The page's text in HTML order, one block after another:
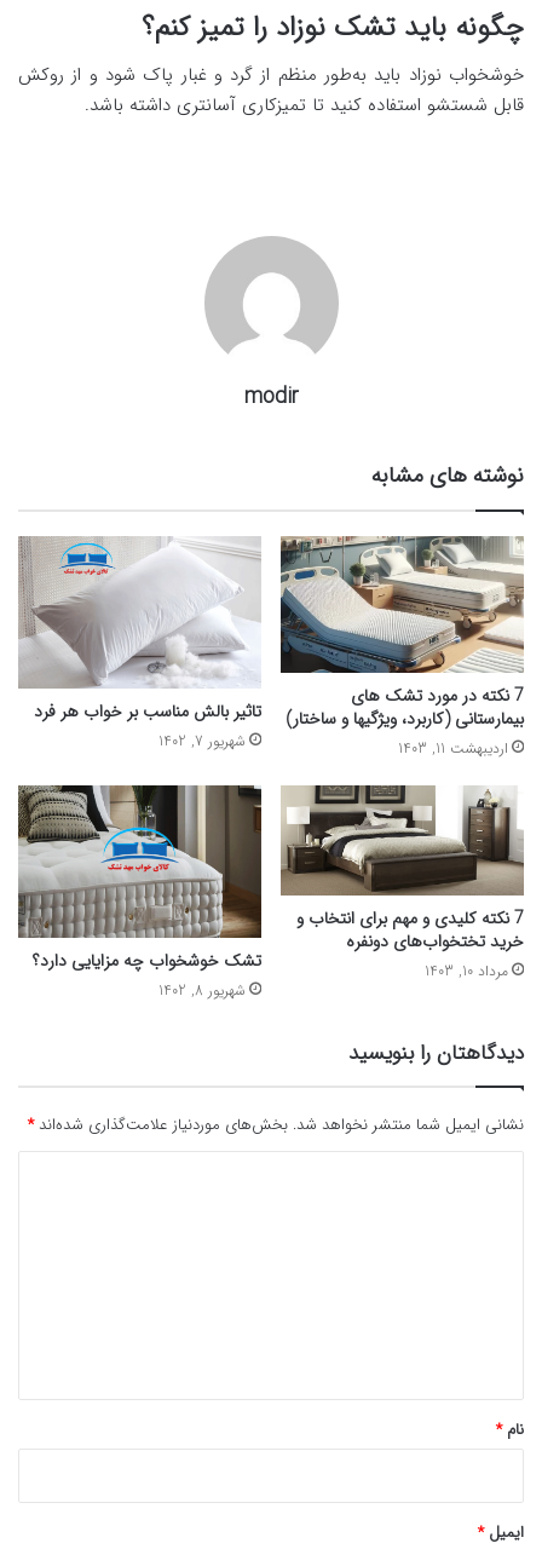
چگونه باید تشک نوزاد را تمیز کنم؟
خوشخواب نوزاد باید به‌طور منظم از گرد و غبار پاک شود و از روکش
قابل شستشو استفاده کنید تا تمیزکاری آسانتری داشته باشد.
modir
نوشته های مشابه
7 نکته در مورد تشک های
بیمارستانی (کاربرد، ویژگیها و ساختار)
اردیبهشت 11, 1403
تاثیر بالش مناسب بر خواب هر فرد
شهریور 7, 1402
7 نکته کلیدی و مهم برای انتخاب و
خرید تختخواب‌های دونفره
مرداد 10, 1403 تشک خوشخواب چه مزایایی دارد؟
شهریور 8, 1402
دیدگاهتان را بنویسید
نشانی ایمیل شما منتشر نخواهد شد. بخش‌های موردنیاز علامت‌گذاری شده‌اند*
نام*
ایمیل*